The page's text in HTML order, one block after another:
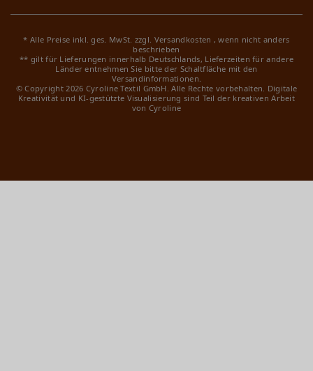
* Alle Preise inkl. ges. MwSt. zzgl. Versandkosten , wenn nicht anders
beschrieben
** gilt für Lieferungen innerhalb Deutschlands, Lieferzeiten für andere
Länder entnehmen Sie bitte der Schaltfläche mit den
Versandinformationen.
© Copyright 2026 Cyroline Textil GmbH. Alle Rechte vorbehalten. Digitale
Kreativität und KI-gestützte Visualisierung sind Teil der kreativen Arbeit
von Cyroline